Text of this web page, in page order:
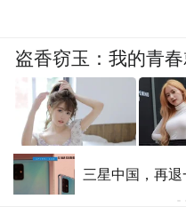
Nothing计划
机 实现销量同比
盗香窃玉：我的青
爽文